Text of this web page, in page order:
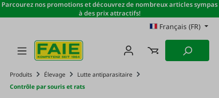
Passer au contenu principal
Parcourez nos promotions et découvrez de nombreux articles sympas
à des prix attractifs!
Français (FR)
Produits Élevage
Lutte antiparasitaire
Contrôle par souris et rats